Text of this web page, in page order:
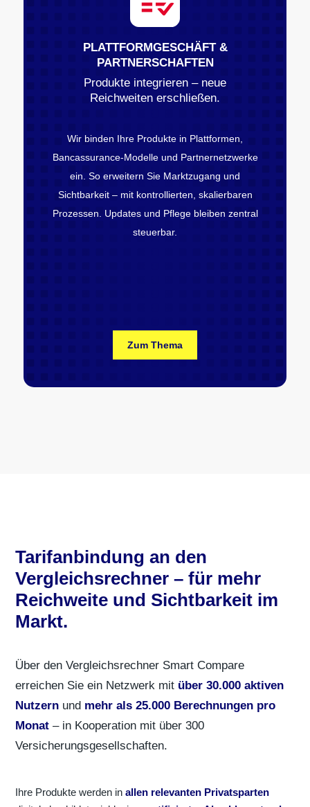
PLATTFORMGESCHÄFT &
PARTNERSCHAFTEN
Produkte integrieren – neue
Reichweiten erschließen.
Wir binden Ihre Produkte in Plattformen,
Bancassurance-Modelle und Partnernetzwerke
ein. So erweitern Sie Marktzugang und
Sichtbarkeit – mit kontrollierten, skalierbaren
Prozessen. Updates und Pflege bleiben zentral
steuerbar.
Zum Thema
Tarifanbindung an den
Vergleichsrechner – für mehr
Reichweite und Sichtbarkeit im
Markt.
Über den Vergleichsrechner Smart Compare
erreichen Sie ein Netzwerk mit über 30.000 aktiven
Nutzern und mehr als 25.000 Berechnungen pro
Monat – in Kooperation mit über 300
Versicherungsgesellschaften.
Ihre Produkte werden inallen relevanten Privatsparten